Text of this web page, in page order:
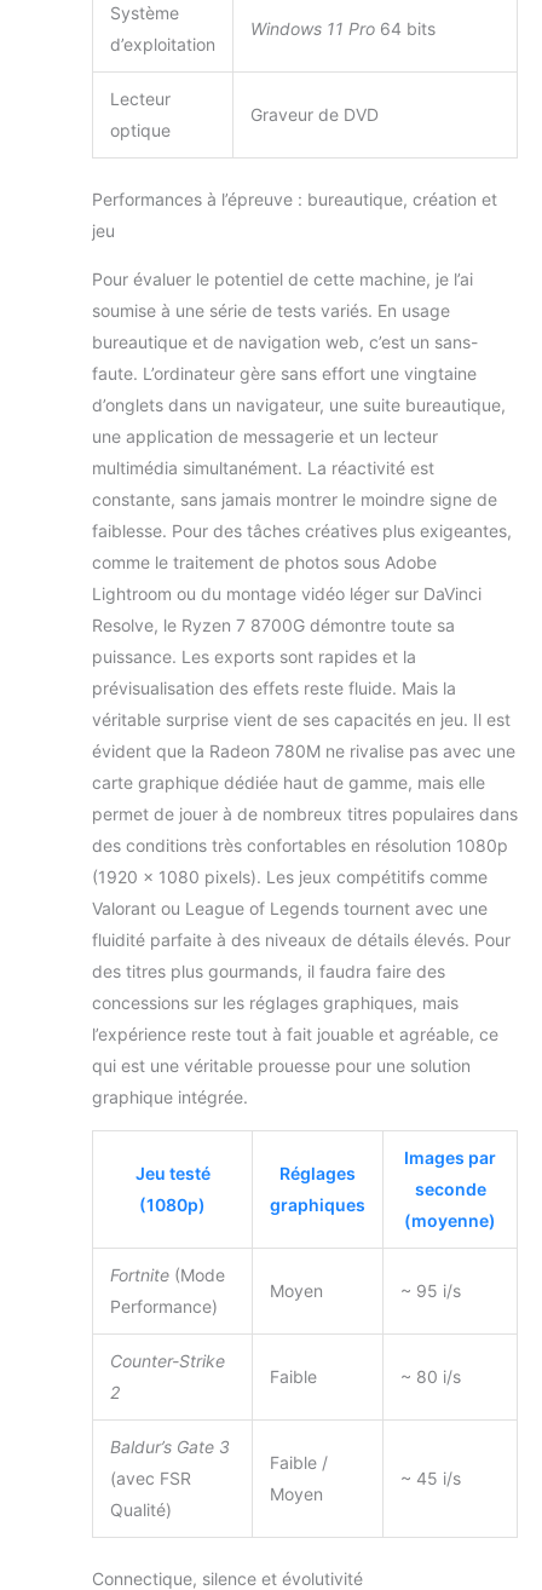
Système
d’exploitation
Windows 11 Pro 64 bits
Lecteur
optique
Graveur de DVD
Performances à l’épreuve : bureautique, création et
jeu
Pour évaluer le potentiel de cette machine, je l’ai
soumise à une série de tests variés. En usage
bureautique et de navigation web, c’est un sans-
faute. L’ordinateur gère sans effort une vingtaine
d’onglets dans un navigateur, une suite bureautique,
une application de messagerie et un lecteur
multimédia simultanément. La réactivité est
constante, sans jamais montrer le moindre signe de
faiblesse. Pour des tâches créatives plus exigeantes,
comme le traitement de photos sous Adobe
Lightroom ou du montage vidéo léger sur DaVinci
Resolve, le Ryzen 7 8700G démontre toute sa
puissance. Les exports sont rapides et la
prévisualisation des effets reste fluide. Mais la
véritable surprise vient de ses capacités en jeu. Il est
évident que la Radeon 780M ne rivalise pas avec une
carte graphique dédiée haut de gamme, mais elle
permet de jouer à de nombreux titres populaires dans
des conditions très confortables en résolution 1080p
(1920 x 1080 pixels). Les jeux compétitifs comme
Valorant ou League of Legends tournent avec une
fluidité parfaite à des niveaux de détails élevés. Pour
des titres plus gourmands, il faudra faire des
concessions sur les réglages graphiques, mais
l’expérience reste tout à fait jouable et agréable, ce
qui est une véritable prouesse pour une solution
graphique intégrée.
Jeu testé
(1080p)
Réglages
graphiques
Images par
seconde
(moyenne)
Fortnite (Mode
Performance)
Moyen ~ 95 i/s
Counter-Strike
2
Faible ~ 80 i/s
Baldur’s Gate 3
(avec FSR
Qualité)
Faible /
Moyen
~ 45 i/s
Connectique, silence et évolutivité